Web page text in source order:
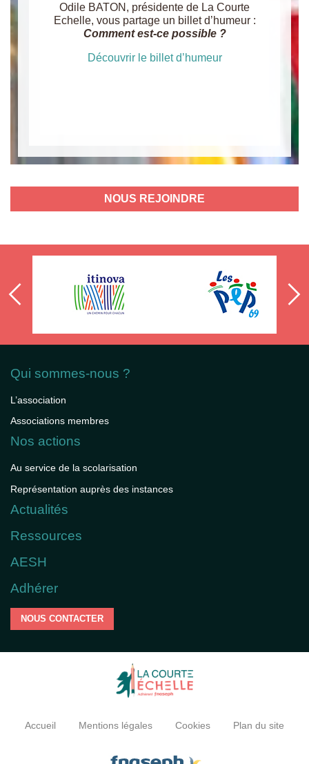
Odile BATON, présidente de La Courte
Echelle, vous partage un billet d’humeur :
Comment est-ce possible ?
Découvrir le billet d’humeur
NOUS REJOINDRE
Qui sommes-nous ?
L’association
Associations membres
Nos actions
Au service de la scolarisation
Représentation auprès des instances
Actualités
Ressources
AESH
Adhérer
NOUS CONTACTER
Accueil Mentions légales Cookies Plan du site